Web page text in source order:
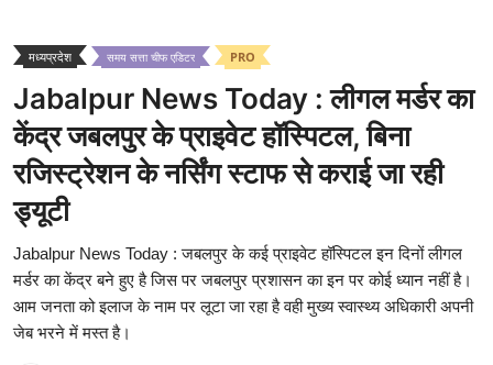
ऑटो
मनोरंजन
वीडियो
लाइफ स्टाइल
धर्म
नौकरी
मेरा लेख - एक नई पहचान
मध्यप्रदेश समय सत्ता चीफ एडिटर PRO
Jabalpur News Today : लीगल मर्डर का
केंद्र जबलपुर के प्राइवेट हॉस्पिटल, बिना
रजिस्ट्रेशन के नर्सिंग स्टाफ से कराई जा रही
ड्यूटी
Jabalpur News Today : जबलपुर के कई प्राइवेट हॉस्पिटल इन दिनों लीगल
मर्डर का केंद्र बने हुए है जिस पर जबलपुर प्रशासन का इन पर कोई ध्यान नहीं है।
आम जनता को इलाज के नाम पर लूटा जा रहा है वही मुख्य स्वास्थ्य अधिकारी अपनी
जेब भरने में मस्त है।